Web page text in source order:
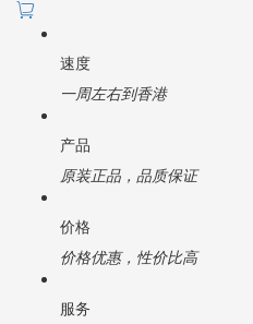
速度
一周左右到香港
产品
原装正品，品质保证
价格
价格优惠，性价比高
服务